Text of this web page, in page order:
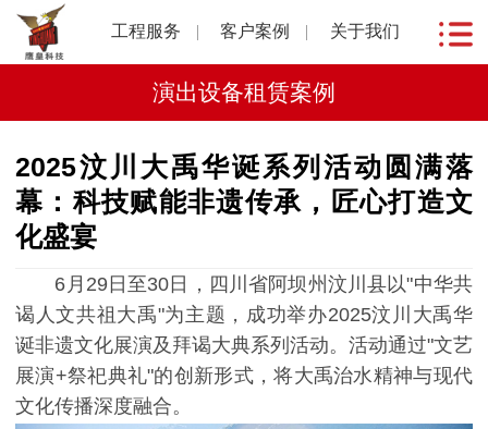
工程服务 客户案例 关于我们
演出设备租赁案例
2025汶川大禹华诞系列活动圆满落
幕：科技赋能非遗传承，匠心打造文
化盛宴
6月29日至30日，四川省阿坝州汶川县以"中华共
谒人文共祖大禹"为主题，成功举办2025汶川大禹华
诞非遗文化展演及拜谒大典系列活动。活动通过"文艺
展演+祭祀典礼"的创新形式，将大禹治水精神与现代
文化传播深度融合。